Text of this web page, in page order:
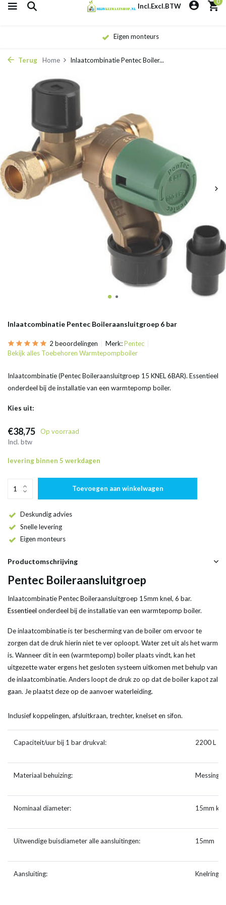
Incl.Excl.BTW
Eigen monteurs
Terug Home Inlaatcombinatie Pentec Boiler...
Inlaatcombinatie Pentec Boileraansluitgroep 6 bar
2 beoordelingen Merk:Pentec
Bekijk alles Toebehoren Warmtepompboiler
Inlaatcombinatie (Pentec Boileraansluitgroep 15 KNEL 6BAR). Essentieel
onderdeel bij de installatie van een warmtepomp boiler.
Kies uit:
€38,75
Op voorraad
Incl. btw
levering binnen 5 werkdagen
Toevoegen aan winkelwagen
Deskundig advies
Snelle levering
Eigen monteurs
Productomschrijving
Pentec Boileraansluitgroep
Inlaatcombinatie Pentec Boileraansluitgroep 15mm knel, 6 bar.
Essentieel onderdeel bij de installatie van een warmtepomp boiler.
De inlaatcombinatie is ter bescherming van de boiler om ervoor te
zorgen dat de druk hierin niet te ver oploopt. Water zet uit als het warm
is. Wanneer dit in een (warmtepomp) boiler plaats vindt, kan het
uitgezette water ergens het gesloten systeem uitkomen met behulp van
de inlaatcombinatie. Anders loopt de druk zo op dat de boiler kapot zal
gaan. Je plaatst deze op de aanvoer waterleiding.
Inclusief koppelingen, afsluitkraan, trechter, knelset en sifon.
Capaciteit/uur bij 1 bar drukval: 2200 L
Materiaal behuizing: Messing
Nominaal diameter: 15mm
Uitwendige buisdiameter alle aansluitingen: 15mm
Aansluiting: Knelring